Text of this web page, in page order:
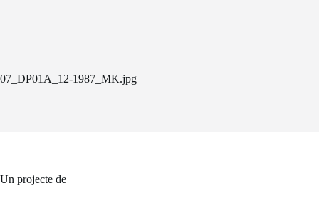
07_DP01A_12-1987_MK.jpg
Un projecte de